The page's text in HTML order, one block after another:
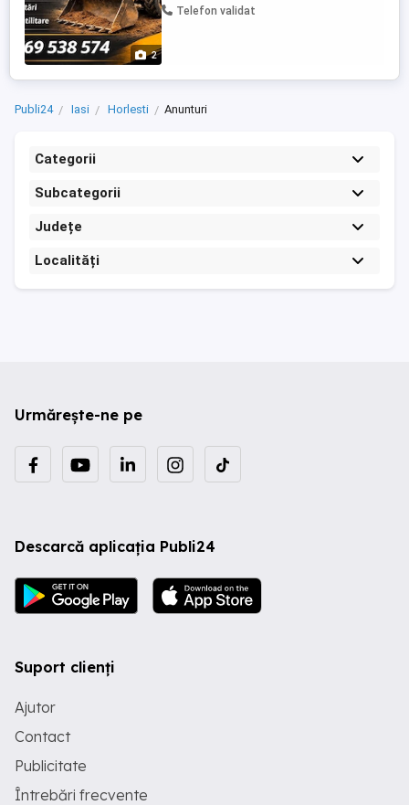
2
Telefon validat
Publi24 Iasi Horlesti Anunturi
Categorii
Subcategorii
Județe
Localități
Urmărește-ne pe
Descarcă aplicația Publi24
Suport clienți
Ajutor
Contact
Publicitate
Întrebări frecvente